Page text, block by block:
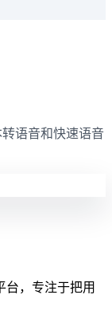
语音和快速语音
台，专注于把用